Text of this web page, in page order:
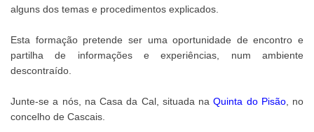
alguns dos temas e procedimentos explicados.
Esta formação pretende ser uma oportunidade de encontro e
partilha de informações e experiências, num ambiente
descontraído.
Junte-se a nós, na Casa da Cal, situada naQuinta do Pisão, no
concelho de Cascais.